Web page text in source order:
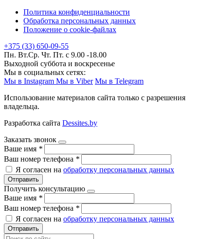
Политика конфиденциальности
Обработка персональных данных
Положение о cookie-файлах
+375 (33) 650-09-55
Пн. Вт.Ср. Чт. Пт. с 9.00 -18.00
Выходной суббота и воскресенье
Мы в социальных сетях:
Мы в Instagram Мы в Viber Мы в Telegram
Использование материалов сайта только с разрешения
владельца.
Разработка сайта Dessites.by
Заказать звонок
Ваше имя *
Ваш номер телефона *
Я согласен на обработку персональных данных
Отправить
Получить консультацию
Ваше имя *
Ваш номер телефона *
Я согласен на обработку персональных данных
Отправить